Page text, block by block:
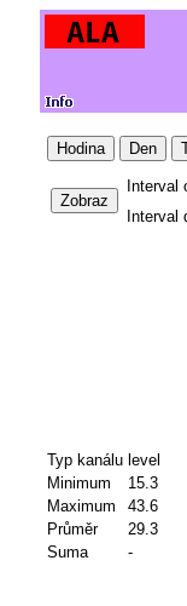
Hodina Den
Zobraz
Interval
Interval
Typ kanálu level
Minimum
15.3
Maximum
43.6
Průměr
29.3
Suma
-